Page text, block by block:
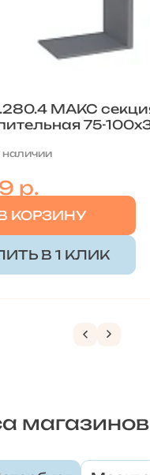
МАКС
75-
наличии
р.
КОРЗИНУ
В 1 КЛИК
магазинов